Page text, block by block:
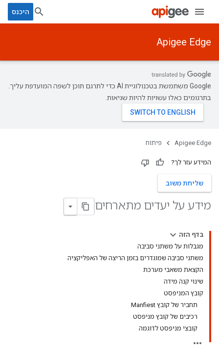
היכנס
Apigee Edge
‫Google משתמשת בטכנולוגיית AI כדי לתרגם תוכן לשפה המועדפת עליך.
בתרגומים כאלו עשויות להיות שגיאות.
Apigee Edge פיתוח
המידע עזר לך?
שליחת משוב
מידע על יעדים מתארחים
בדף הזה
מגבלות על משתני סביבה
משתני סביבה שמוגדרים בזמן הריצה של האפליקציה
הקצאת משאבי מערכת
שינוי קנה מידה
קובץ המניפסט
תחביר של קובץ Manfiest
רכיבים של קובץ מניפסט
קובצי מניפסט לדוגמה